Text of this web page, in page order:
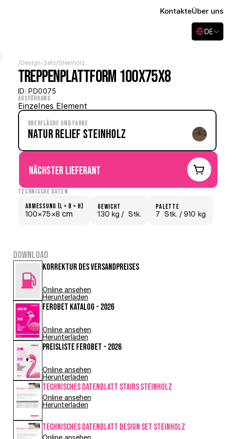
KontakteÜber uns
Select Language
DE
/Design-Sets/Steinholz
Treppenplattform 100x75x8
ID: PD0075
Ausführung
Einzelnes Element
Oberfläche und Farbe
Natur Relief Steinholz
nächster Lieferant
Technische Daten
Abmessung (L × B × H)
100×75×8 cm
Gewicht
130 kg /
  Stk.
Palette
7
  Stk.
/ 910 kg
Download
Korrektur des Versandpreises
Online ansehen
Herunterladen
FEROBET Katalog - 2026
Online ansehen
Herunterladen
Preisliste FEROBET - 2026
Online ansehen
Herunterladen
Technisches Datenblatt STAIRS Steinholz
Online ansehen
Herunterladen
Technisches Datenblatt DESIGN SET Steinholz
Online ansehen